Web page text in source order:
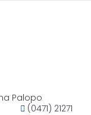
Palopo
(0471) 21271